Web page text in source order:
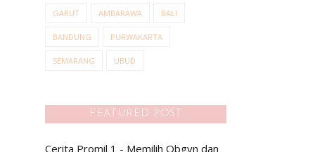
GARUT AMBARAWA BALI
BANDUNG PURWAKARTA
SEMARANG UBUD
FEATURED POST
Cerita Promil 1 - Memilih Obgyn dan